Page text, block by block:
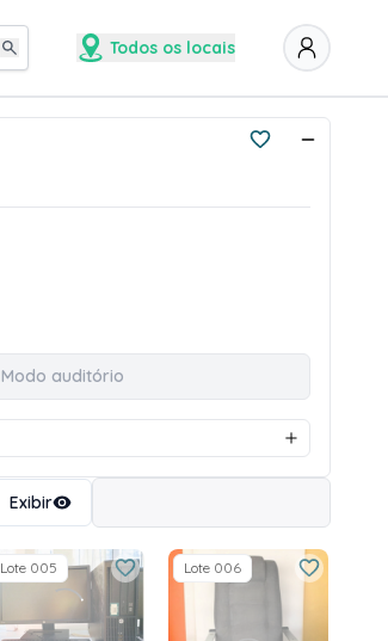
Todos os locais
Modo auditório
Exibir
Lote 005 Lote 006